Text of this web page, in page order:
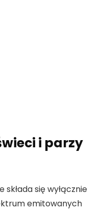
i parzy
składa się wyłącznie
emitowanych